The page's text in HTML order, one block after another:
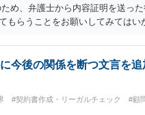
め、弁護士から内容証明を送っ
もらうことをお願いしてみてはい
言ってください」とだけお伝えし
姿勢をとることができるため、ス
います。 大変な状況かと思いま
。
今後の関係を断つ文言を
#契約書作成・リーガルチェック
#顧